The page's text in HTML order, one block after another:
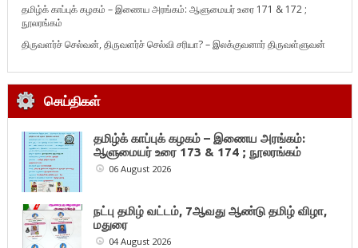
தமிழ்க் காப்புக் கழகம் – இணைய அரங்கம்: ஆளுமையர் உரை 171 & 172 ;
நூலரங்கம்
திருவளர்ச் செல்வன், திருவளர்ச் செல்வி சரியா? – இலக்குவனார் திருவள்ளுவன்
செய்திகள்
தமிழ்க் காப்புக் கழகம் – இணைய அரங்கம்:
ஆளுமையர் உரை 173 & 174 ; நூலரங்கம்
06 August 2026
நட்பு தமிழ் வட்டம், 7ஆவது ஆண்டு தமிழ் விழா,
மதுரை
04 August 2026